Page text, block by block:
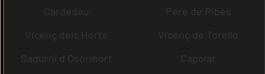
Cardedeu
Pere de Ribes
Vicenç dels Horts
Vicenç de Torelló
Sadurní d´Osormort
Capolat